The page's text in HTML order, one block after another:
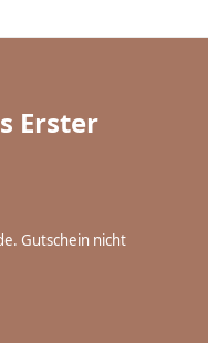
Erster
Gutschein nicht